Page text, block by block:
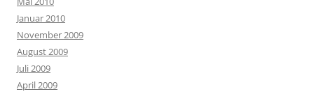
Januar 2010
November 2009
August 2009
Juli 2009
April 2009